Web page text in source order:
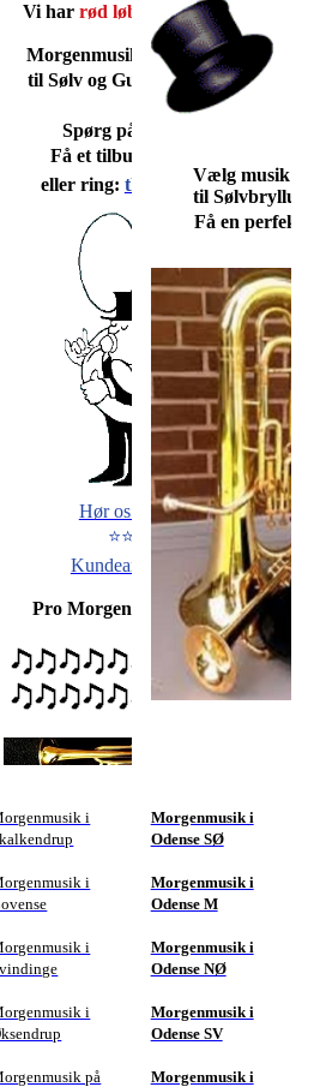
perfekt
til
❤️❤️
Vi harrød løber ogflag med!
Morgenmusik i Assens bedst
til Sølv og Guldbryllup ❤️❤️
Spørg på en dato ...
Få et tilbud
eller ring: tlf. 26 46 46 90
Hør os spille her
⭐⭐⭐⭐⭐
Kundeanmeldelser
Pro Morgenmusik i Assens
Vælg musik til
til Sølvbryllup
Få en perfekt
i
i
i
i
på
Morgenmusik i
Odense SØ
Morgenmusik i
Odense M
Morgenmusik i
Odense NØ
Morgenmusik i
Odense SV
Morgenmusik i